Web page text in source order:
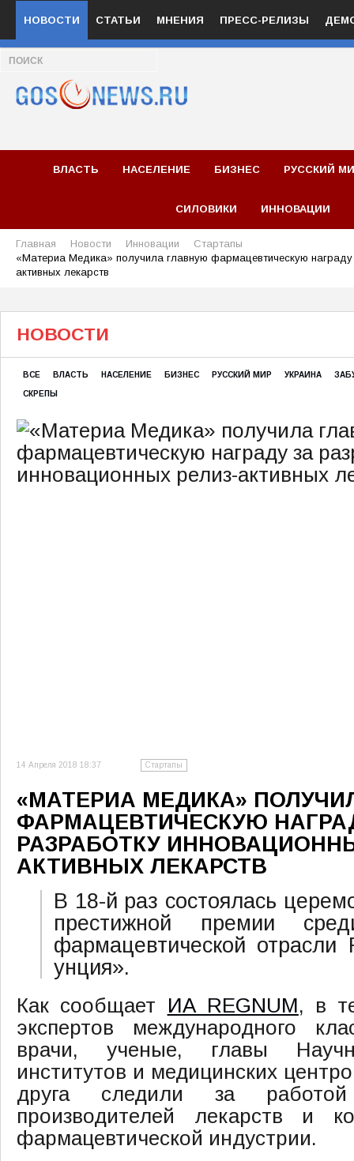
НОВОСТИ СТАТЬИ МНЕНИЯ ПРЕСС-РЕЛИЗЫ
ВЛАСТЬ НАСЕЛЕНИЕ БИЗНЕС РУССКИЙ
СИЛОВИКИ ИННОВАЦИИ
Главная Новости Инновации
Стартапы
«Материа Медика» получила главную фармацевтическую
активных лекарств
НОВОСТИ
ВСЕ ВЛАСТЬ НАСЕЛЕНИЕ БИЗНЕС РУССКИЙ МИР УКРАИНА
СКРЕПЫ
14 Апреля 2018 18:37 Стартапы
«МАТЕРИА МЕДИКА»
ФАРМАЦЕВТИЧЕСКУЮ
РАЗРАБОТКУ
АКТИВНЫХ ЛЕКАРСТВ
В 18-й раз состоялась
престижной премии
фармацевтической отрасли
унция».
Как сообщает ИА REGNUM, в
экспертов международного
врачи, ученые, главы Научно-
институтов и медицинских
друга следили за
производителей лекарств и
фармацевтической индустрии.